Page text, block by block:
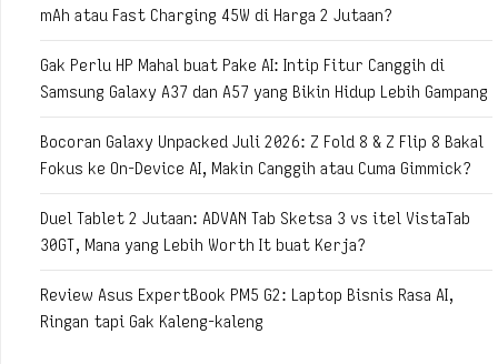
mAh atau Fast Charging 45W di Harga 2 Jutaan?
Gak Perlu HP Mahal buat Pake AI: Intip Fitur Canggih di
Samsung Galaxy A37 dan A57 yang Bikin Hidup Lebih Gampang
Bocoran Galaxy Unpacked Juli 2026: Z Fold 8 & Z Flip 8 Bakal
Fokus ke On-Device AI, Makin Canggih atau Cuma Gimmick?
Duel Tablet 2 Jutaan: ADVAN Tab Sketsa 3 vs itel VistaTab
30GT, Mana yang Lebih Worth It buat Kerja?
Review Asus ExpertBook PM5 G2: Laptop Bisnis Rasa AI,
Ringan tapi Gak Kaleng-kaleng